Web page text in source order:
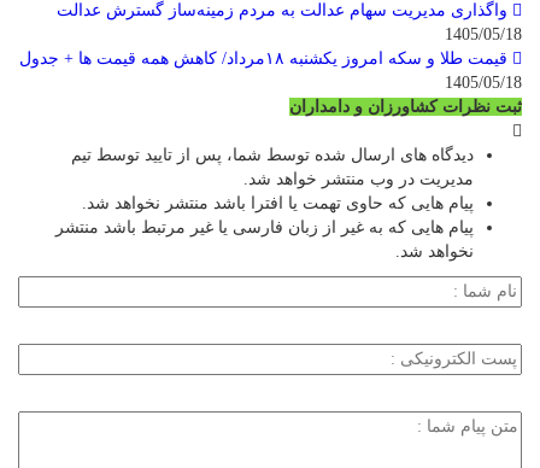
واگذاری مدیریت سهام عدالت به مردم زمینه‌ساز گسترش عدالت
1405/05/18
قیمت طلا و سکه امروز یکشنبه ۱۸مرداد/ کاهش همه قیمت ها + جدول
1405/05/18
ثبت نظرات کشاورزان و دامداران
دیدگاه های ارسال شده توسط شما، پس از تایید توسط تیم
مدیریت در وب منتشر خواهد شد.
پیام هایی که حاوی تهمت یا افترا باشد منتشر نخواهد شد.
پیام هایی که به غیر از زبان فارسی یا غیر مرتبط باشد منتشر
نخواهد شد.